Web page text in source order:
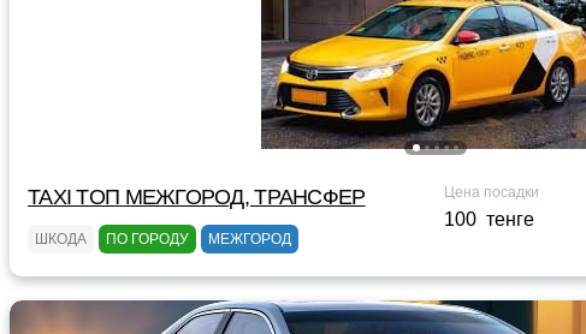
TAXI TOП МЕЖГОРОД, ТРАНСФЕР
ШКОДА ПО ГОРОДУ МЕЖГОРОД
Цена посадки
100 тенге